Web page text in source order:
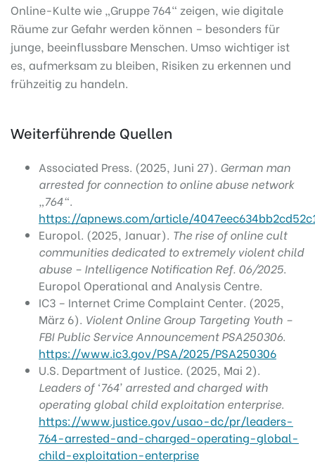
Online-Kulte wie „Gruppe 764“ zeigen, wie digitale
Räume zur Gefahr werden können – besonders für
junge, beeinflussbare Menschen. Umso wichtiger ist
es, aufmerksam zu bleiben, Risiken zu erkennen und
frühzeitig zu handeln.
Weiterführende Quellen
Associated Press. (2025, Juni 27). German man
arrested for connection to online abuse network
„764“.
https://apnews.com/article/
Europol. (2025, Januar). The rise of online cult
communities dedicated to extremely violent child
abuse – Intelligence Notification Ref. 06/2025.
Europol Operational and Analysis Centre.
IC3 – Internet Crime Complaint Center. (2025,
März 6). Violent Online Group Targeting Youth –
FBI Public Service Announcement PSA250306.
https://www.ic3.gov/PSA/2025/PSA250306
U.S. Department of Justice. (2025, Mai 2).
Leaders of ‘764’ arrested and charged with
operating global child exploitation enterprise.
https://www.justice.gov/usao-dc/pr/leaders-
764-arrested-and-charged-operating-global-
child-exploitation-enterprise